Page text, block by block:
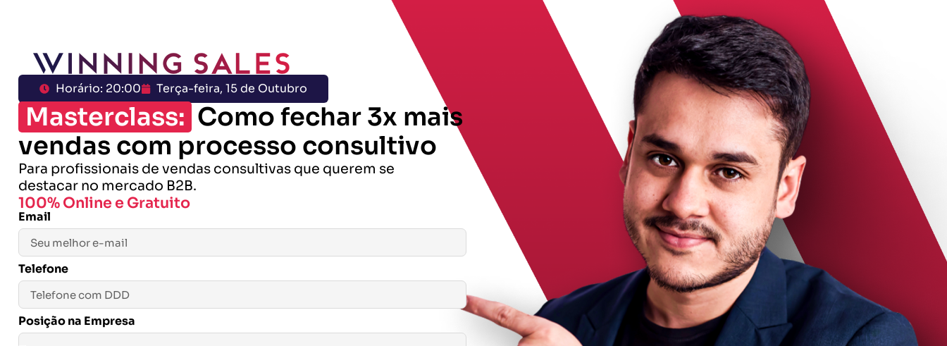
Horário: 20:00 Terça-feira, 15 de Outubro
Masterclass: Como fechar 3x mais
vendas com processo consultivo
Para profissionais de vendas consultivas que querem se
destacar no mercado B2B.
100% Online e Gratuito
Email
Telefone
Posição na Empresa